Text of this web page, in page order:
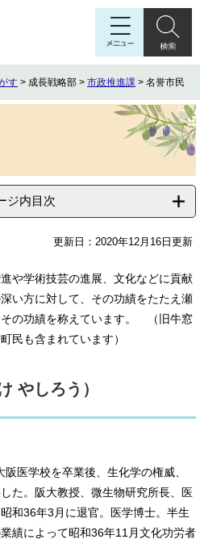
す > 成長戦略部 > 市政推進課 > 名誉市民
ジ内目次
更新日：2020年12月16日更新
や学術技芸の進展、文化などに貢献
い方に対して、その功績をたたえ瀬
その功績を称えています。 （旧牛窓
民も含まれています）
やしろう）
医学校を卒業後、生化学の権威、
た。阪大教授、微生物研究所長、医
和36年3月に退官。医学博士。半生
績によって昭和36年11月文化功労者